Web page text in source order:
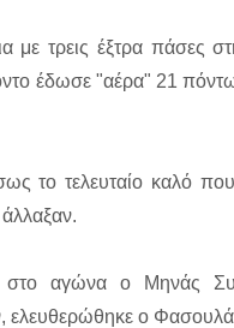
με τρεις έξτρα πάσες
έδωσε "αέρα" 21
το τελευταίο καλό
στο αγώνα ο Μηνάς
ο